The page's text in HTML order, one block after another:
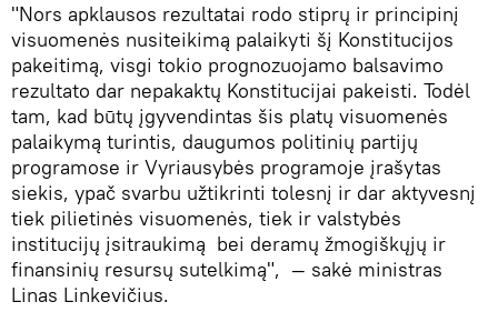
"Nors apklausos rezultatai rodo stiprų ir principinį
visuomenės nusiteikimą palaikyti šį Konstitucijos
pakeitimą, visgi tokio prognozuojamo balsavimo
rezultato dar nepakaktų Konstitucijai pakeisti. Todėl
tam, kad būtų įgyvendintas šis platų visuomenės
palaikymą turintis, daugumos politinių partijų
programose ir Vyriausybės programoje įrašytas
siekis, ypač svarbu užtikrinti tolesnį ir dar aktyvesnį
tiek pilietinės visuomenės, tiek ir valstybės
institucijų įsitraukimą bei deramų žmogiškųjų ir
finansinių resursų sutelkimą", — sakė ministras
Linas Linkevičius.